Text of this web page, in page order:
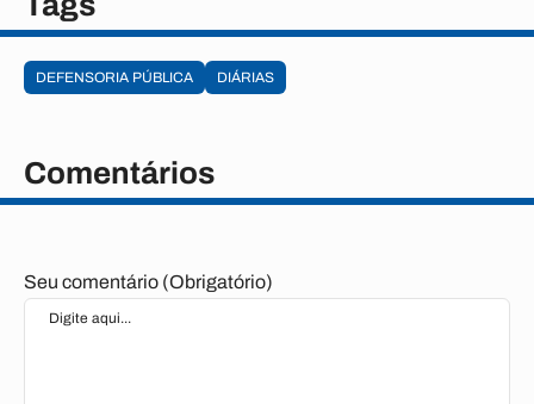
DEFENSORIA PÚBLICA DIÁRIAS
Comentários
Seu comentário (Obrigatório)